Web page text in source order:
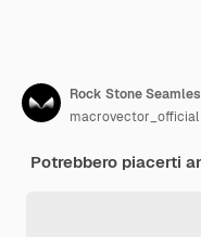
Rock Stone
macrovector_official
Potrebbero piacerti